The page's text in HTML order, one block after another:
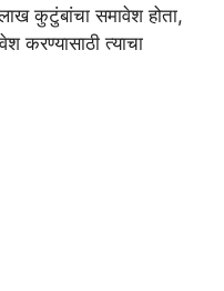
कुटुंबांचा समावेश होता,
करण्यासाठी त्याचा